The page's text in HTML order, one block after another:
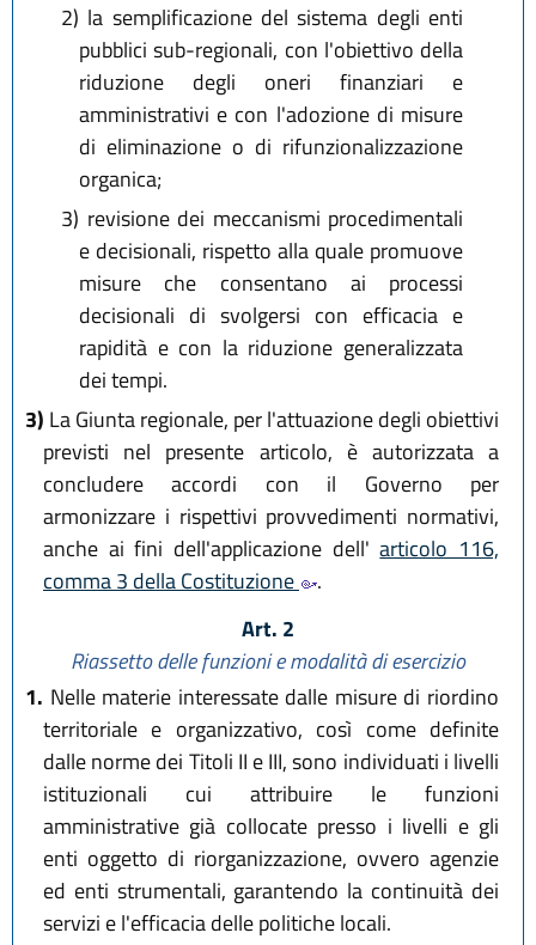
2) la semplificazione del sistema degli enti
pubblici sub-regionali, con l'obiettivo della
riduzione degli oneri finanziari e
amministrativi e con l'adozione di misure
di eliminazione o di rifunzionalizzazione
organica;
3) revisione dei meccanismi procedimentali
e decisionali, rispetto alla quale promuove
misure che consentano ai processi
decisionali di svolgersi con efficacia e
rapidità e con la riduzione generalizzata
dei tempi.
3) La Giunta regionale, per l'attuazione degli obiettivi
previsti nel presente articolo, è autorizzata a
concludere accordi con il Governo per
armonizzare i rispettivi provvedimenti normativi,
anche ai fini dell'applicazione dell'articolo 116,
comma 3 della Costituzione
.
Art. 2
Riassetto delle funzioni e modalità di esercizio
1. Nelle materie interessate dalle misure di riordino
territoriale e organizzativo, così come definite
dalle norme dei Titoli II e III, sono individuati i livelli
istituzionali cui attribuire le funzioni
amministrative già collocate presso i livelli e gli
enti oggetto di riorganizzazione, ovvero agenzie
ed enti strumentali, garantendo la continuità dei
servizi e l'efficacia delle politiche locali.